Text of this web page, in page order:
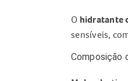
O hidratante
sensíveis,
Composição